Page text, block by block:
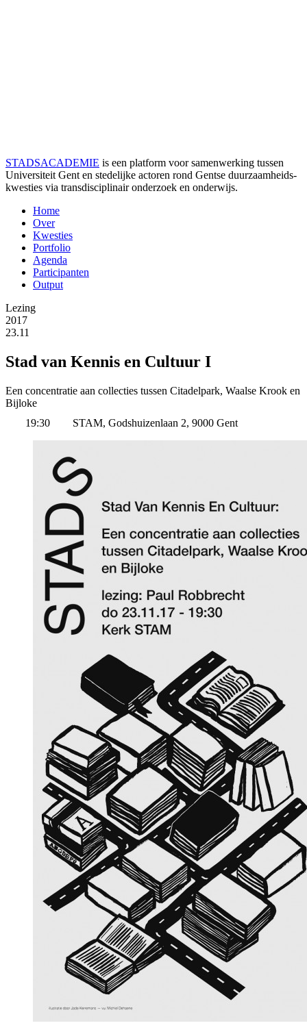
STADSACADEMIE is een platform voor samenwerking tussen
Universiteit Gent en stedelijke actoren rond Gentse duurzaamheids­
kwesties via transdisciplinair onderzoek en onderwijs.
Home
Over
Kwesties
Portfolio
Agenda
Participanten
Output
Lezing
2017
23.11
Stad van Kennis en Cultuur I
Een concentratie aan collecties tussen Citadelpark, Waalse Krook en
Bijloke
19:30
STAM, Godshuizenlaan 2, 9000 Gent